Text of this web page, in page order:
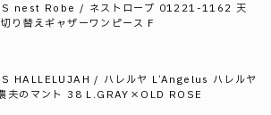
nest Robe / ネストローブ 01221-1162 天
り替えギャザーワンピース F
HALLELUJAH / ハレルヤ L’Angelus ハレルヤ
夫のマント 38 L.GRAY×OLD ROSE